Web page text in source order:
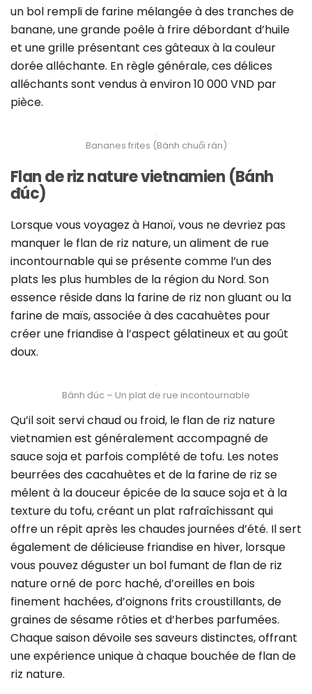
un bol rempli de farine mélangée à des tranches de
banane, une grande poêle à frire débordant d’huile
et une grille présentant ces gâteaux à la couleur
dorée alléchante. En règle générale, ces délices
alléchants sont vendus à environ 10 000 VND par
pièce.
Bananes frites (Bánh chuối rán)
Flan de riz nature vietnamien (Bánh
đúc)
Lorsque vous voyagez à Hanoï, vous ne devriez pas
manquer le flan de riz nature, un aliment de rue
incontournable qui se présente comme l’un des
plats les plus humbles de la région du Nord. Son
essence réside dans la farine de riz non gluant ou la
farine de maïs, associée à des cacahuètes pour
créer une friandise à l’aspect gélatineux et au goût
doux.
Bánh đúc – Un plat de rue incontournable
Qu’il soit servi chaud ou froid, le flan de riz nature
vietnamien est généralement accompagné de
sauce soja et parfois complété de tofu. Les notes
beurrées des cacahuètes et de la farine de riz se
mêlent à la douceur épicée de la sauce soja et à la
texture du tofu, créant un plat rafraîchissant qui
offre un répit après les chaudes journées d’été. Il sert
également de délicieuse friandise en hiver, lorsque
vous pouvez déguster un bol fumant de flan de riz
nature orné de porc haché, d’oreilles en bois
finement hachées, d’oignons frits croustillants, de
graines de sésame rôties et d’herbes parfumées.
Chaque saison dévoile ses saveurs distinctes, offrant
une expérience unique à chaque bouchée de flan de
riz nature.